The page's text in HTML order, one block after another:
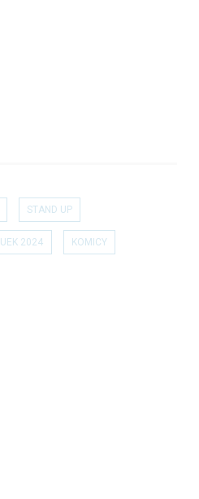
STAND UP
UEK 2024 KOMICY